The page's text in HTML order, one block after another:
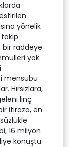
yönelik
bir raddeye
yok.
mensubu
Hırsızlara,
linç
itiraza, en
16 milyon
konuştu.